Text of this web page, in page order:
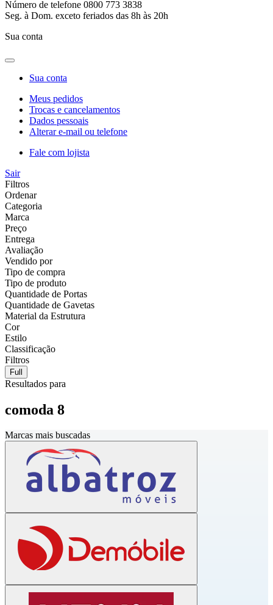
Número de telefone 0800 773 3838
Seg. à Dom. exceto feriados das 8h às 20h
Sua conta
Sua conta
Meus pedidos
Trocas e cancelamentos
Dados pessoais
Alterar e-mail ou telefone
Fale com lojista
Sair
Filtros
Ordenar
Categoria
Marca
Preço
Entrega
Avaliação
Vendido por
Tipo de compra
Tipo de produto
Quantidade de Portas
Quantidade de Gavetas
Material da Estrutura
Cor
Estilo
Classificação
Filtros
Full
Resultados para
comoda 8
Marcas mais buscadas